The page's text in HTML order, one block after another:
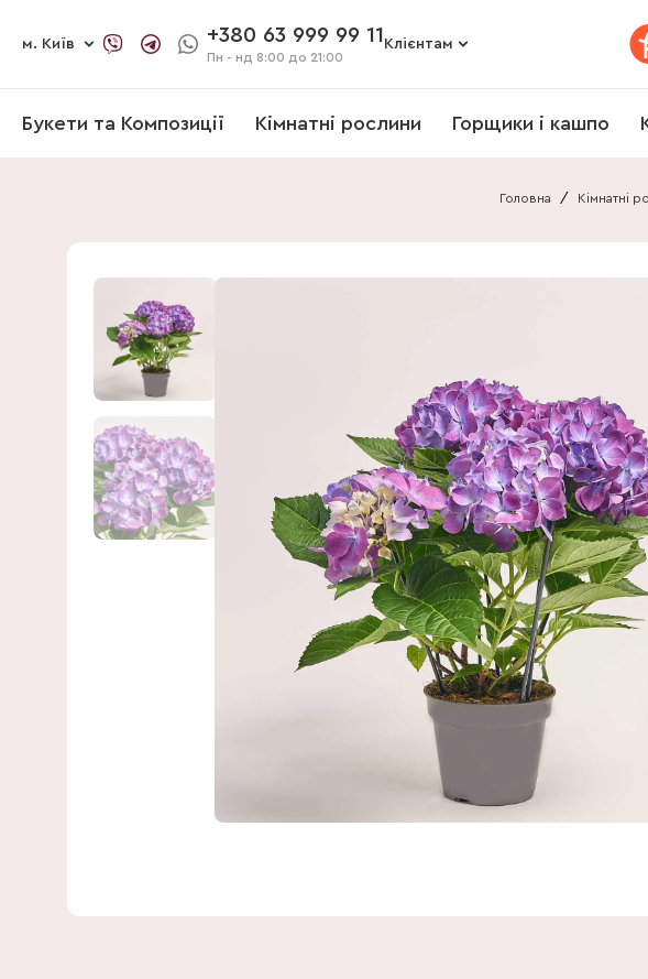
м. Київ +380 63 999 99 11
Пн - нд 8:00 до 21:00
Клієнтам
Букети та Композиції Кімнатні рослини Горщики і кашпо
Головна / Кімнатні